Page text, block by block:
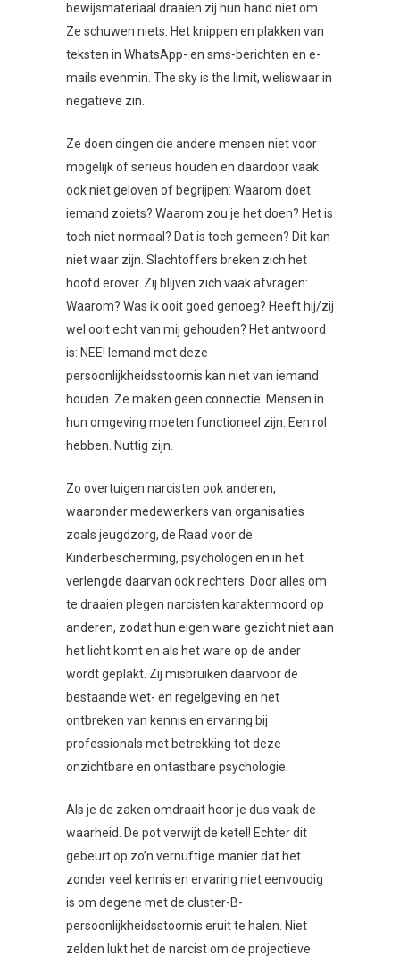
bewijsmateriaal draaien zij hun hand niet om.
Ze schuwen niets. Het knippen en plakken van
teksten in WhatsApp- en sms-berichten en e-
mails evenmin. The sky is the limit, weliswaar in
negatieve zin.
Ze doen dingen die andere mensen niet voor
mogelijk of serieus houden en daardoor vaak
ook niet geloven of begrijpen: Waarom doet
iemand zoiets? Waarom zou je het doen? Het is
toch niet normaal? Dat is toch gemeen? Dit kan
niet waar zijn. Slachtoffers breken zich het
hoofd erover. Zij blijven zich vaak afvragen:
Waarom? Was ik ooit goed genoeg? Heeft hij/zij
wel ooit echt van mij gehouden? Het antwoord
is: NEE! Iemand met deze
persoonlijkheidsstoornis kan niet van iemand
houden. Ze maken geen connectie. Mensen in
hun omgeving moeten functioneel zijn. Een rol
hebben. Nuttig zijn.
Zo overtuigen narcisten ook anderen,
waaronder medewerkers van organisaties
zoals jeugdzorg, de Raad voor de
Kinderbescherming, psychologen en in het
verlengde daarvan ook rechters. Door alles om
te draaien plegen narcisten karaktermoord op
anderen, zodat hun eigen ware gezicht niet aan
het licht komt en als het ware op de ander
wordt geplakt. Zij misbruiken daarvoor de
bestaande wet- en regelgeving en het
ontbreken van kennis en ervaring bij
professionals met betrekking tot deze
onzichtbare en ontastbare psychologie.
Als je de zaken omdraait hoor je dus vaak de
waarheid. De pot verwijt de ketel! Echter dit
gebeurt op zo’n vernuftige manier dat het
zonder veel kennis en ervaring niet eenvoudig
is om degene met de cluster-B-
persoonlijkheidsstoornis eruit te halen. Niet
zelden lukt het de narcist om de projectieve